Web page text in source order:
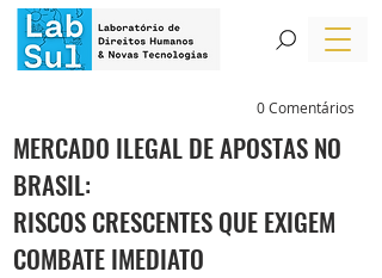
0 Comentários
MERCADO ILEGAL DE APOSTAS NO
BRASIL:
RISCOS CRESCENTES QUE EXIGEM
COMBATE IMEDIATO